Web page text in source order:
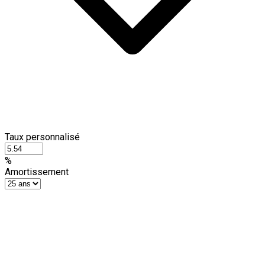
Taux personnalisé
%
Amortissement